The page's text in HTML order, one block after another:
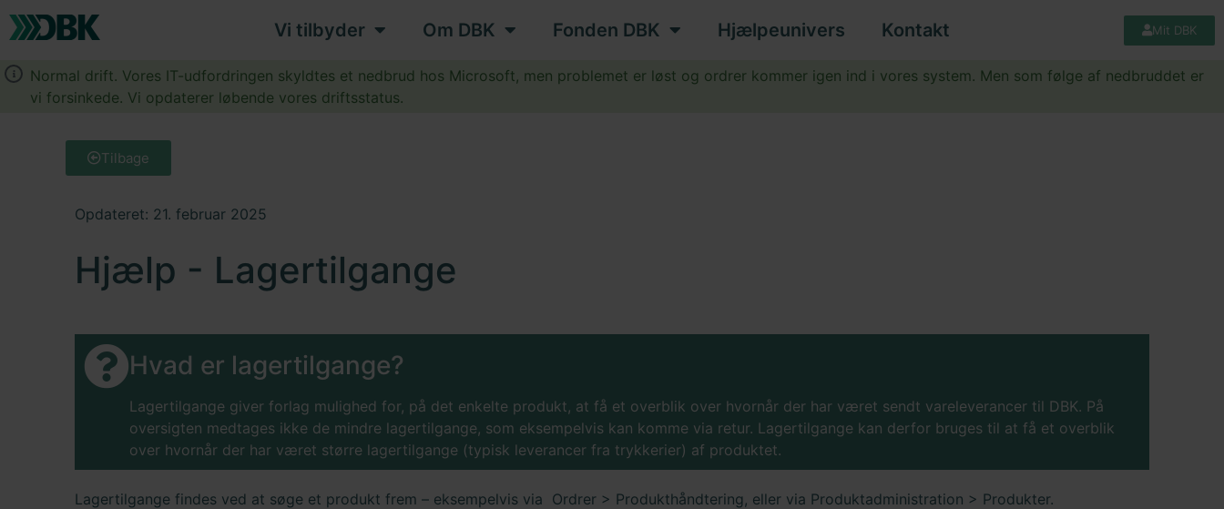
Vi tilbyder Om DBK Fonden DBK Hjælpeunivers Kontakt Mit DBK
Normal drift. Vores IT-udfordringen skyldtes et nedbrud hos Microsoft, men problemet er løst og ordrer kommer igen ind i vores system. Men som følge af nedbruddet er
vi forsinkede. Vi opdaterer løbende vores driftsstatus.
Tilbage
Opdateret: 21. februar 2025
Hjælp - Lagertilgange
Hvad er lagertilgange?
Lagertilgange giver forlag mulighed for, på det enkelte produkt, at få et overblik over hvornår der har været sendt vareleverancer til DBK. På
oversigten medtages ikke de mindre lagertilgange, som eksempelvis kan komme via retur. Lagertilgange kan derfor bruges til at få et overblik
over hvornår der har været større lagertilgange (typisk leverancer fra trykkerier) af produktet.
Lagertilgange findes ved at søge et produkt frem – eksempelvis via Ordrer > Produkthåndtering, eller via Produktadministration > Produkter.